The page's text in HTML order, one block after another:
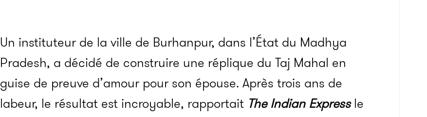
Un instituteur de la ville de Burhanpur, dans l’État du Madhya
Pradesh, a décidé de construire une réplique du Taj Mahal en
guise de preuve d’amour pour son épouse. Après trois ans de
labeur, le résultat est incroyable, rapportait TheIndianExpressle